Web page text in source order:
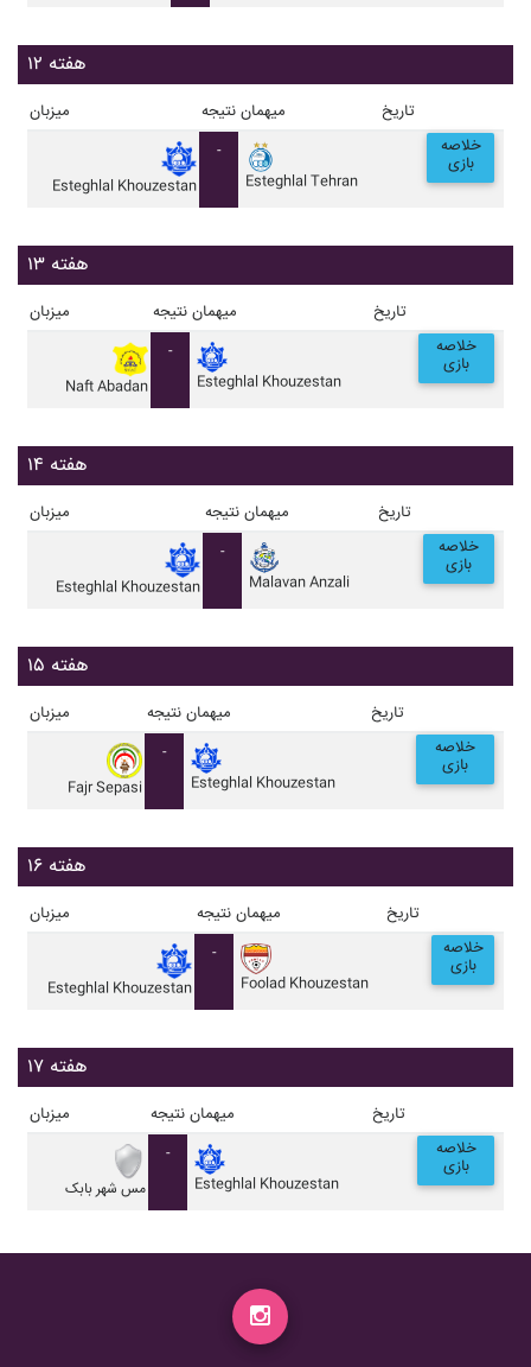
هفته ۱۲
میزبان نتیجه میهمان تاریخ
Esteghlal Khouzestan
-
Esteghlal Tehran
خلاصه
بازی
هفته ۱۳
میزبان نتیجه میهمان تاریخ
Naft Abadan
-
Esteghlal Khouzestan
خلاصه
بازی
هفته ۱۴
میزبان نتیجه میهمان تاریخ
Esteghlal Khouzestan
-
Malavan Anzali
خلاصه
بازی
هفته ۱۵
میزبان نتیجه میهمان تاریخ
Fajr Sepasi
-
Esteghlal Khouzestan
خلاصه
بازی
هفته ۱۶
میزبان نتیجه میهمان تاریخ
Esteghlal Khouzestan
-
Foolad Khouzestan
خلاصه
بازی
هفته ۱۷
میزبان نتیجه میهمان تاریخ
مس شهر بابک
-
Esteghlal Khouzestan
خلاصه
بازی